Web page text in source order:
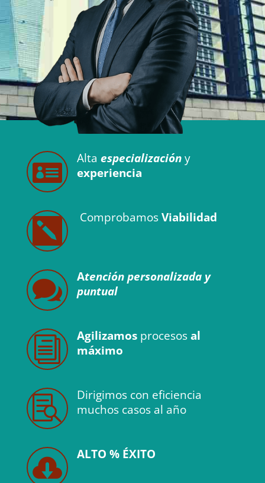
 Alta especializacióny
experiencia
 ComprobamosViabilidad
 Atención personalizada y
puntual
i Agilizamosprocesos al
máximo
 Dirigimos con eficiencia
muchos casos al año
 ALTO % ÉXITO